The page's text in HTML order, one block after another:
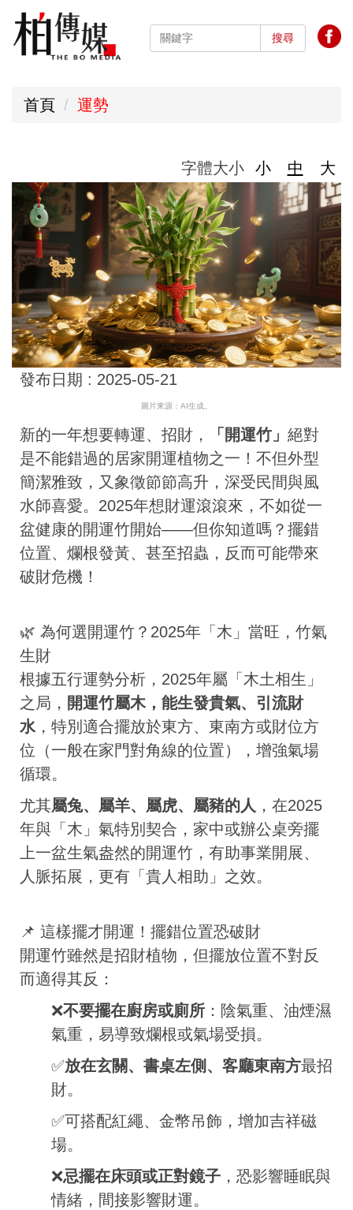
跳
到
搜尋
首頁 運勢
字體大小 小 中 大
發布日期 : 2025-05-21
圖片來源：AI生成。
新的一年想要轉運、招財， 「開運竹」 絕對
是不能錯過的居家開運植物之一！不但外型
簡潔雅致，又象徵節節高升，深受民間與風
水師喜愛。2025年想財運滾滾來，不如從一
盆健康的開運竹開始——但你知道嗎？擺錯
位置、爛根發黃、甚至招蟲，反而可能帶來
破財危機！
🌿 為何選開運竹？2025年「木」當旺，竹氣
生財
根據五行運勢分析，2025年屬「木土相生」
之局， 開運竹屬木，能生發貴氣、引流財
水，特別適合擺放於東方、東南方或財位方
位（一般在家門對角線的位置），增強氣場
循環。
尤其屬兔、屬羊、屬虎、屬豬的人 ，在2025
年與「木」氣特別契合，家中或辦公桌旁擺
上一盆生氣盎然的開運竹，有助事業開展、
人脈拓展，更有「貴人相助」之效。
📌 這樣擺才開運！擺錯位置恐破財
開運竹雖然是招財植物，但擺放位置不對反
而適得其反：
❌不要擺在廚房或廁所 ：陰氣重、油煙濕
氣重，易導致爛根或氣場受損。
✅放在玄關、書桌左側、客廳東南方最招
財。
✅可搭配紅繩、金幣吊飾，增加吉祥磁
場。
❌忌擺在床頭或正對鏡子 ，恐影響睡眠與
情緒，間接影響財運。